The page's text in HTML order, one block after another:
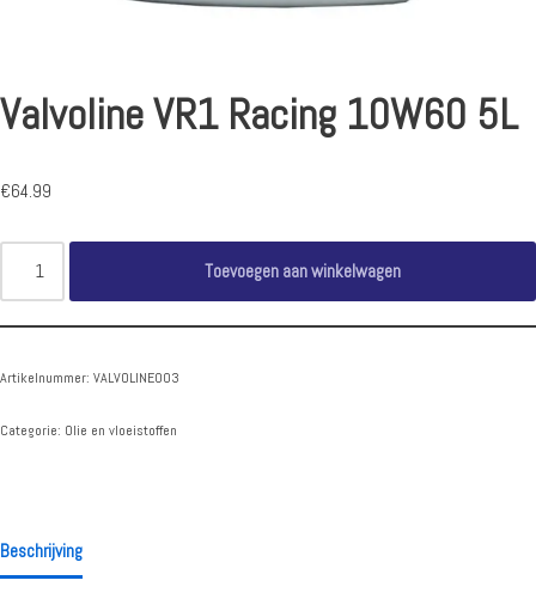
Valvoline VR1 Racing 10W60 5L
€64.99
Toevoegen aan winkelwagen
Artikelnummer: VALVOLINE003
Categorie: Olie en vloeistoffen
Beschrijving